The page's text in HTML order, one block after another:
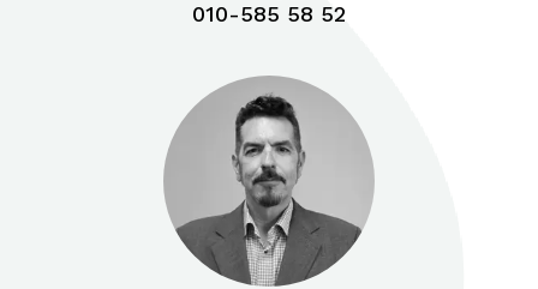
010-585 58 52